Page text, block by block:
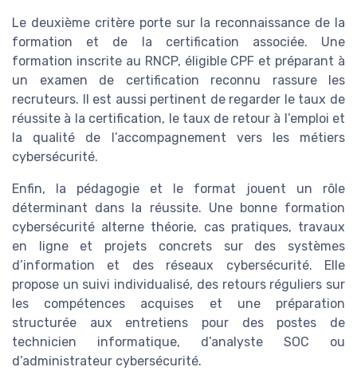
Le deuxième critère porte sur la reconnaissance de la
formation et de la certification associée. Une
formation inscrite au RNCP, éligible CPF et préparant à
un examen de certification reconnu rassure les
recruteurs. Il est aussi pertinent de regarder le taux de
réussite à la certification, le taux de retour à l’emploi et
la qualité de l’accompagnement vers les métiers
cybersécurité.
Enfin, la pédagogie et le format jouent un rôle
déterminant dans la réussite. Une bonne formation
cybersécurité alterne théorie, cas pratiques, travaux
en ligne et projets concrets sur des systèmes
d’information et des réseaux cybersécurité. Elle
propose un suivi individualisé, des retours réguliers sur
les compétences acquises et une préparation
structurée aux entretiens pour des postes de
technicien informatique, d’analyste SOC ou
d’administrateur cybersécurité.